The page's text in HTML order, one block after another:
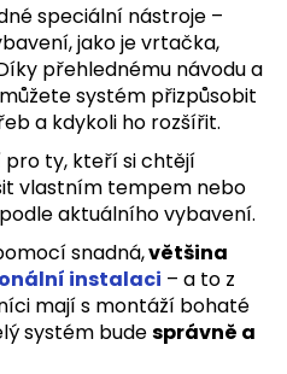
speciální nástroje –
jako je vrtačka,
přehlednému návodu a
systém přizpůsobit
a kdykoli ho rozšířit.
pro ty, kteří si chtějí
vlastním tempem nebo
aktuálního vybavení.
snadná,většina
instalaci – a to z
mají s montáží bohaté
systém budesprávně a